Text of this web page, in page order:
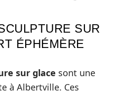
SUR
ÉPHÉMÈRE
sur glace sont une
à Albertville. Ces